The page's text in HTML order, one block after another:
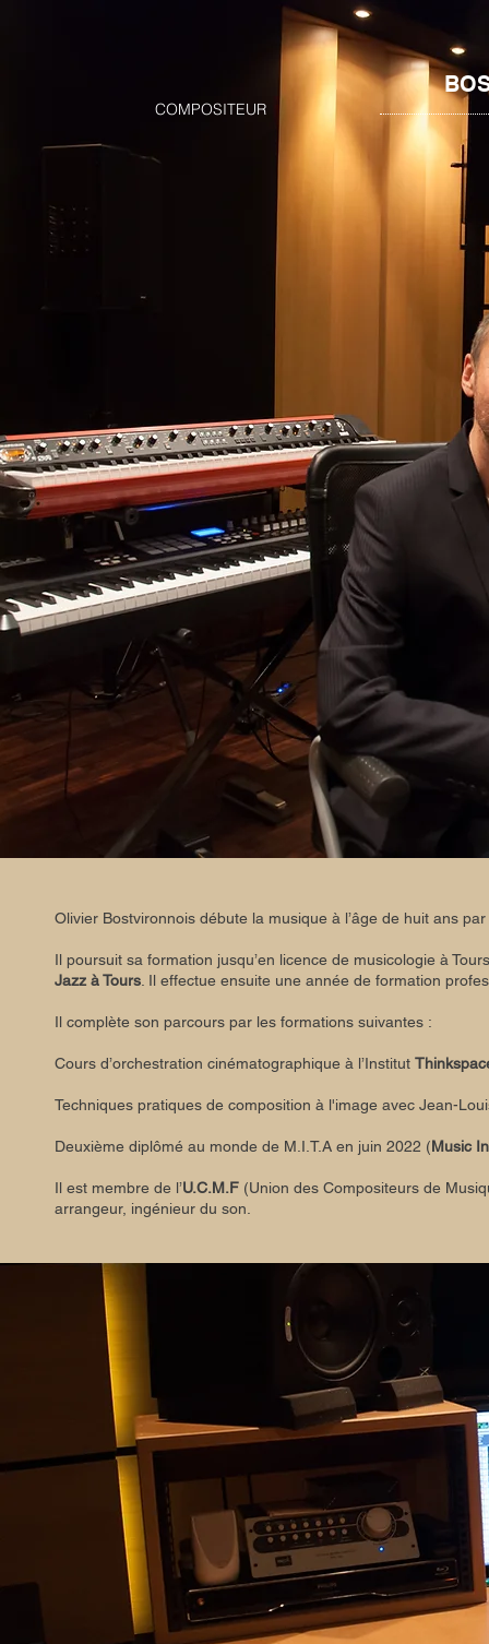
Olivier Bostvironnois débute la musique à l’âge de huit ans
Il poursuit sa formation jusqu’en licence de musicologie à
Jazz à Tours . Il effectue ensuite une année de formation
Il complète son parcours par les formations suivantes :
Cours d’orchestration cinématographique à l’Institut
Techniques pratiques de composition à l'image avec Jean-
Deuxième diplômé au monde de M.I.T.A en juin 2022 (Music
Il est membre de l’U.C.M.F (Union des Compositeurs de
arrangeur, ingénieur du son.
COMPOSITEUR